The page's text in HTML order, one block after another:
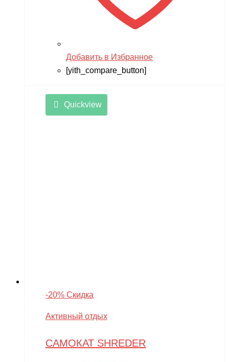
Добавить в Избранное
[yith_compare_button]
Quickview
-20% Скидка
Активный отдых
САМОКАТ SHREDER